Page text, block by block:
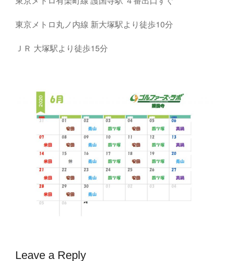
東京メトロ丸ノ内線 新大塚駅より徒歩10分
ＪＲ 大塚駅より徒歩15分
Leave a Reply